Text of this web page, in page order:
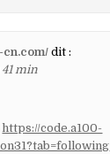
cn.com/ dit :
min
https://code.a100-